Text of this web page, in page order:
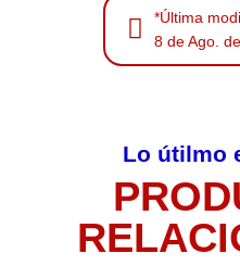
*Última
8 de Ago.
Lo útilmo